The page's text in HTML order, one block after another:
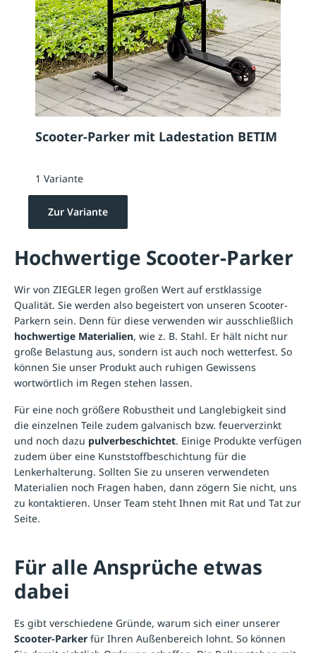
Scooter-Parker mit Ladestation BETIM
1 Variante
Zur Variante
Hochwertige Scooter-Parker
Wir von ZIEGLER legen großen Wert auf erstklassige
Qualität. Sie werden also begeistert von unseren Scooter-
Parkern sein. Denn für diese verwenden wir ausschließlich
hochwertige Materialien, wie z. B. Stahl. Er hält nicht nur
große Belastung aus, sondern ist auch noch wetterfest. So
können Sie unser Produkt auch ruhigen Gewissens
wortwörtlich im Regen stehen lassen.
Für eine noch größere Robustheit und Langlebigkeit sind
die einzelnen Teile zudem galvanisch bzw. feuerverzinkt
und noch dazu pulverbeschichtet. Einige Produkte verfügen
zudem über eine Kunststoffbeschichtung für die
Lenkerhalterung. Sollten Sie zu unseren verwendeten
Materialien noch Fragen haben, dann zögern Sie nicht, uns
zu kontaktieren. Unser Team steht Ihnen mit Rat und Tat zur
Seite.
Für alle Ansprüche etwas
dabei
Es gibt verschiedene Gründe, warum sich einer unserer
Scooter-Parker für Ihren Außenbereich lohnt. So können